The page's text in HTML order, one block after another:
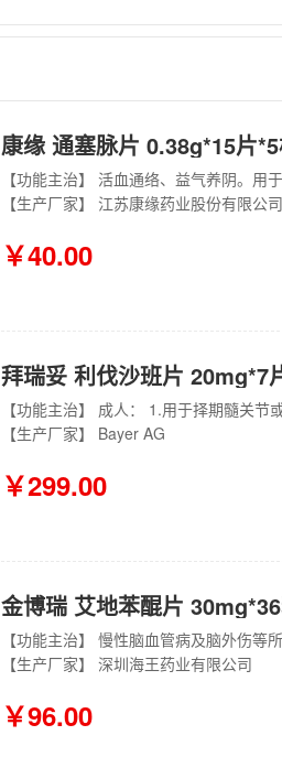
康缘 通塞脉片 0.38g*15片
【生产厂家】 江苏康缘药业股份有限公司
￥40.00
拜瑞妥 利伐沙班片 20mg*7
【生产厂家】 Bayer AG
￥299.00
金博瑞 艾地苯醌片
【生产厂家】 深圳海王药业有限公司
￥96.00